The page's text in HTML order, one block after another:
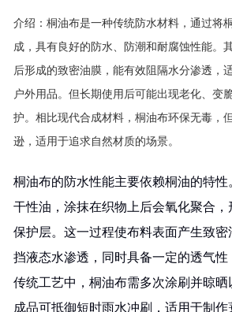
介绍： 桐油布是一种传统防水材料，通过将
成，具有良好的防水、防潮和耐腐蚀性能。
后形成的致密油膜，能有效阻隔水分渗透，
户外用品。但长期使用后可能出现老化、变
护。相比现代合成材料，桐油布环保无毒，
逊，适用于追求自然材质的场景。
桐油布的防水性能主要依赖桐油的特性
干性油，涂抹在织物上后会氧化聚合，
保护层。这一过程使布料表面产生致密
挡液态水渗透，同时具备一定的透气性
传统工艺中，桐油布需多次涂刷并晾
成品可抵御短时雨水冲刷，适用于制